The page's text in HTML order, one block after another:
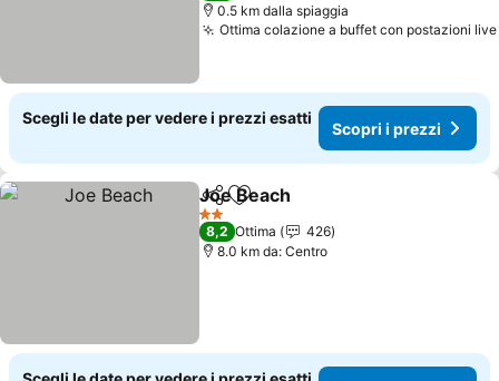
0.5 km dalla spiaggia
Ottima colazione a buffet con postazioni live
Scegli le date per vedere i prezzi esatti
Scopri i prezzi
CondividiAggiungi ai preferiti
Joe Beach
2 Stelle
8,2 Ottima
426
8.0 km da: Centro